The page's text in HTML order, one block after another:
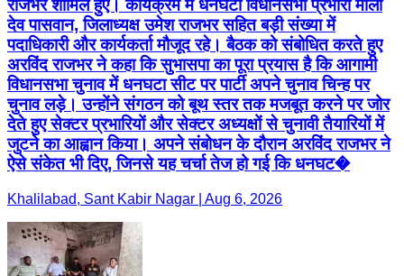
राजभर शामिल हुए। कार्यक्रम में धनघटा विधानसभा प्रभारी माला
देव पासवान, जिलाध्यक्ष उमेश राजभर सहित बड़ी संख्या में
पदाधिकारी और कार्यकर्ता मौजूद रहे। बैठक को संबोधित करते हुए
अरविंद राजभर ने कहा कि सुभासपा का पूरा प्रयास है कि आगामी
विधानसभा चुनाव में धनघटा सीट पर पार्टी अपने चुनाव चिन्ह पर
चुनाव लड़े। उन्होंने संगठन को बूथ स्तर तक मजबूत करने पर जोर
देते हुए सेक्टर प्रभारियों और सेक्टर अध्यक्षों से चुनावी तैयारियों में
जुटने का आह्वान किया। अपने संबोधन के दौरान अरविंद राजभर ने
ऐसे संकेत भी दिए, जिनसे यह चर्चा तेज हो गई कि धनघट�
Khalilabad, Sant Kabir Nagar | Aug 6, 2026